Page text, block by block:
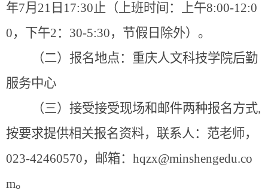
年7月 21 日 17:30 止（上班时间：上午8:00-12:0
0，下午2： 30-5:30，节假日除外）。
（二）报名地点：重庆人文科技学院后勤
服务中心
（三）接受接受现场和邮件两种报名方式,
按要求提供相关报名资料，联系人：范老师，
023-42460570，邮箱： hqzx@minshengedu.co
m。